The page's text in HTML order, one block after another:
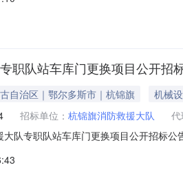
与遥控
职队站车库门更换项目公开招
自治区｜鄂尔多斯市｜杭锦旗
机械
招标单位： 杭锦旗消防救援大队
大队专职队站车库门更换项目公开招标
队站车库门更换项目预算金额：